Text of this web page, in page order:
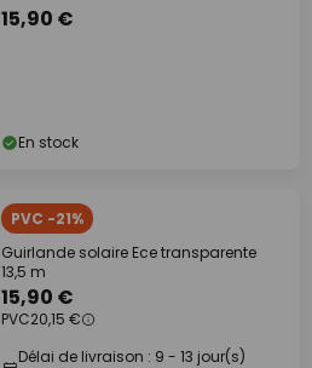
15,90 €
En stock
PVC -21%
Guirlande solaire Ece transparente
13,5 m
15,90 €
PVC20,15 €
Délai de livraison : 9 - 13 jour(s)